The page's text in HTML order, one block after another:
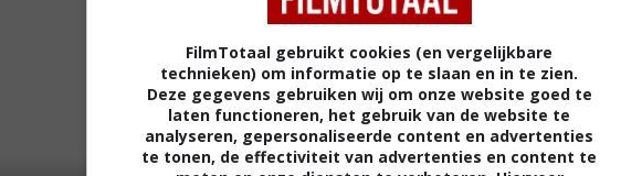
FilmTotaal gebruikt cookies (en vergelijkbare
technieken) om informatie op te slaan en in te zien.
Deze gegevens gebruiken wij om onze website goed te
laten functioneren, het gebruik van de website te
analyseren, gepersonaliseerde content en advertenties
te tonen, de effectiviteit van advertenties en content te